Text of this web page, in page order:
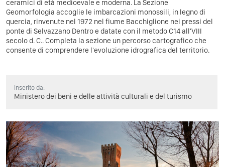
ceramici di età medioevale e moderna. La Sezione
Geomorfologia accoglie le imbarcazioni monossili, in legno di
quercia, rinvenute nel 1972 nel fiume Bacchiglione nei pressi del
ponte di Selvazzano Dentro e datate con il metodo C14 all'VIII
secolo d. C.. Completa la sezione un percorso cartografico che
consente di comprendere l'evoluzione idrografica del territorio.
Inserito da:
Ministero dei beni e delle attività culturali e del turismo